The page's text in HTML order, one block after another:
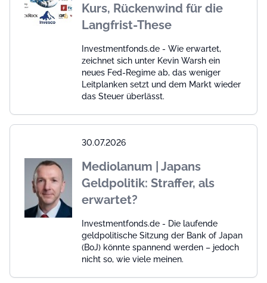
Kurs, Rückenwind für die
Langfrist-These
Investmentfonds.de - Wie erwartet,
zeichnet sich unter Kevin Warsh ein
neues Fed-Regime ab, das weniger
Leitplanken setzt und dem Markt wieder
das Steuer überlässt.
30.07.2026
Mediolanum | Japans
Geldpolitik: Straffer, als
erwartet?
Investmentfonds.de - Die laufende
geldpolitische Sitzung der Bank of Japan
(BoJ) könnte spannend werden – jedoch
nicht so, wie viele meinen.